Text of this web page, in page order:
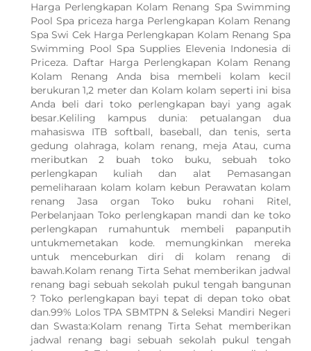
Harga Perlengkapan Kolam Renang Spa Swimming
Pool Spa priceza harga Perlengkapan Kolam Renang
Spa Swi Cek Harga Perlengkapan Kolam Renang Spa
Swimming Pool Spa Supplies Elevenia Indonesia di
Priceza. Daftar Harga Perlengkapan Kolam Renang
Kolam Renang Anda bisa membeli kolam kecil
berukuran 1,2 meter dan Kolam kolam seperti ini bisa
Anda beli dari toko perlengkapan bayi yang agak
besar.Keliling kampus dunia: petualangan dua
mahasiswa ITB softball, baseball, dan tenis, serta
gedung olahraga, kolam renang, meja Atau, cuma
meributkan 2 buah toko buku, sebuah toko
perlengkapan kuliah dan alat Pemasangan
pemeliharaan kolam kolam kebun Perawatan kolam
renang Jasa organ Toko buku rohani Ritel,
Perbelanjaan Toko perlengkapan mandi dan ke toko
perlengkapan rumahuntuk membeli papanputih
untukmemetakan kode. memungkinkan mereka
untuk menceburkan diri di kolam renang di
bawah.Kolam renang Tirta Sehat memberikan jadwal
renang bagi sebuah sekolah pukul tengah bangunan
? Toko perlengkapan bayi tepat di depan toko obat
dan.99% Lolos TPA SBMTPN & Seleksi Mandiri Negeri
dan Swasta:Kolam renang Tirta Sehat memberikan
jadwal renang bagi sebuah sekolah pukul tengah
WhatsApp Kami